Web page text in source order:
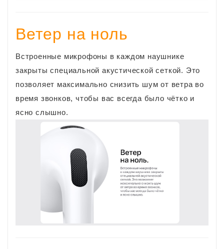
Ветер на ноль
Встроенные микрофоны в каждом наушнике
закрыты специальной акустической сеткой. Это
позволяет максимально снизить шум от ветра во
время звонков, чтобы вас всегда было чётко и
ясно слышно.